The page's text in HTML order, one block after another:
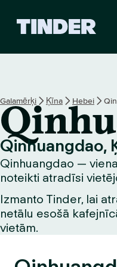
s
ā
u
m
l
a
a
Galamērķi Ķīna Hebei
Qinhuangdao,
Qinhuangdao —
noteikti atradīsi
Izmanto Tinder, lai
netālu esošā
vietām.